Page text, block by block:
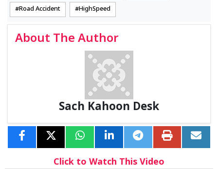
Road Accident HighSpeed
About The Author
Sach Kahoon Desk
Click to Watch This Video